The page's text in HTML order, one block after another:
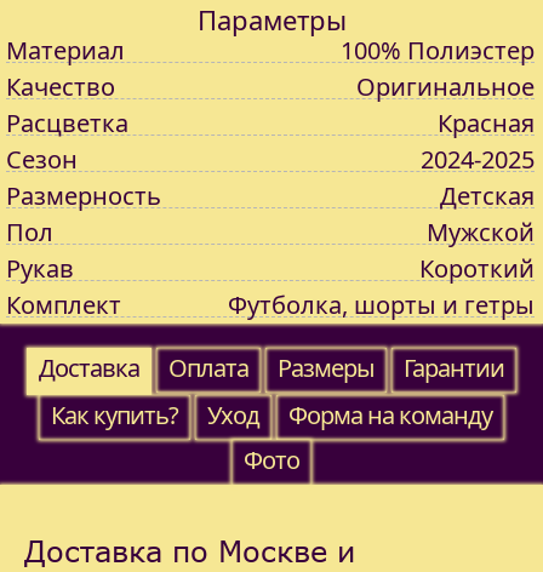
Параметры
Материал
100% Полиэстер
Качество
Оригинальное
Расцветка
Красная
Сезон
2024-2025
Размерность
Детская
Пол
Мужской
Рукав
Короткий
Комплект
Футболка, шорты и гетры
Доставка
Оплата Размеры
Гарантии
Как купить?
Уход
Форма на команду
Фото
Доставка по Москве и